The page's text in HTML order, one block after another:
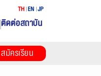
ติดต่อสถาบัน
TH EN JP
สมัครเรียน